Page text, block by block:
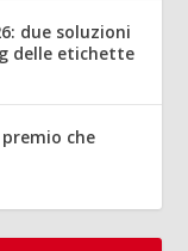
due soluzioni
delle etichette
che